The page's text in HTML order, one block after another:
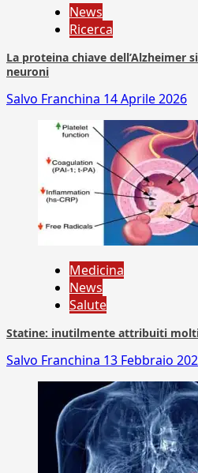
News
Ricerca
La proteina chiave dell’Alzheimer
neuroni
Salvo Franchina 14 Aprile 2026
Medicina
News
Salute
Statine: inutilmente attribuiti
Salvo Franchina 13 Febbraio